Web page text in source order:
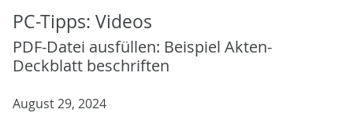
PC-Tipps: Videos
PDF-Datei ausfüllen: Beispiel Akten-
Deckblatt beschriften
August 29, 2024